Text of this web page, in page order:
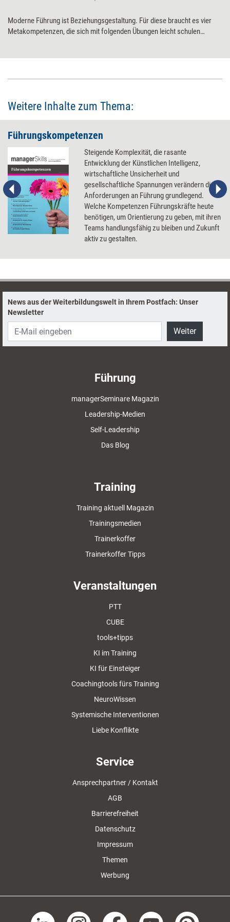
Moderne Führung ist Beziehungsgestaltung. Für diese braucht es vier
Metakompetenzen, die sich mit ­folgenden Übungen leicht schulen
Weitere Inhalte zum Thema:
Führungskompetenzen
Steigende Komplexität, die rasante
Entwicklung der Künstlichen Intelligenz,
wirtschaftliche Unsicherheit und
gesellschaftliche Spannungen verändern die
Anforderungen an Führung grundlegend.
Welche Kompetenzen Führungskräfte heute
benötigen, um Orientierung zu geben, mit ihren
Teams handlungsfähig zu bleiben und Zukunft
aktiv zu gestalten.
News aus der Weiterbildungswelt in Ihrem Postfach: Unser
Newsletter
Weiter
Führung
managerSeminare Magazin
Leadership-Medien
Self-Leadership
Das Blog
Training
Training aktuell Magazin
Trainingsmedien
Trainerkoffer
Trainerkoffer Tipps
Veranstaltungen
PTT
CUBE
tools+tipps
KI im Training
KI für Einsteiger
Coachingtools fürs Training
NeuroWissen
Systemische Interventionen
Liebe Konflikte
Service
Ansprechpartner / Kontakt
AGB
Barrierefreiheit
Datenschutz
Impressum
Themen
Werbung